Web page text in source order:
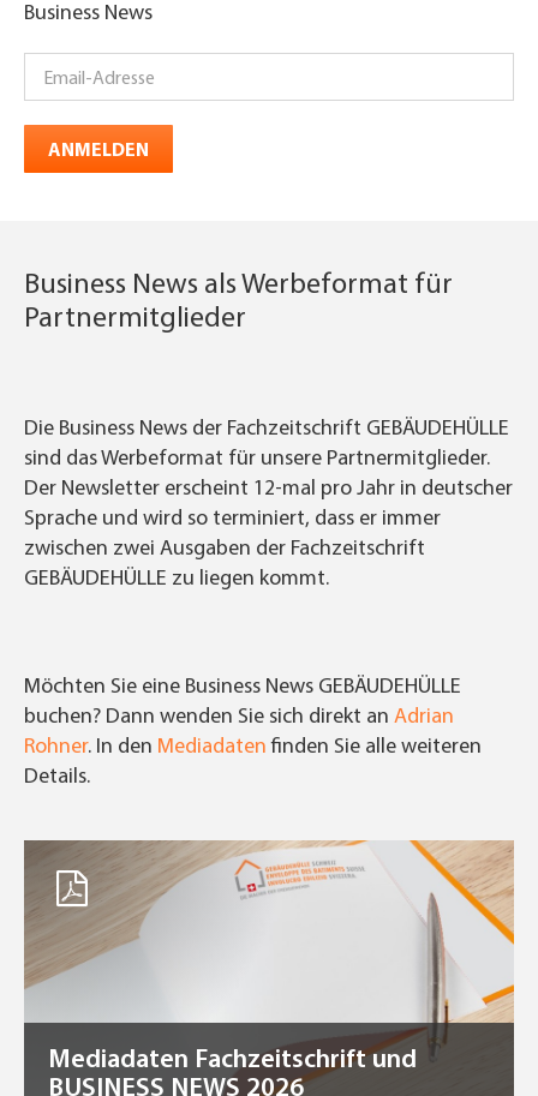
Business News
ANMELDEN
Business News als Werbeformat für
Partnermitglieder
Die Business News der Fachzeitschrift GEBÄUDEHÜLLE
sind das Werbeformat für unsere Partnermitglieder.
Der Newsletter erscheint 12-mal pro Jahr in deutscher
Sprache und wird so terminiert, dass er immer
zwischen zwei Ausgaben der Fachzeitschrift
GEBÄUDEHÜLLE zu liegen kommt.
Möchten Sie eine Business News GEBÄUDEHÜLLE
buchen? Dann wenden Sie sich direkt an Adrian
Rohner. In den Mediadatenfinden Sie alle weiteren
Details.
Mediadaten Fachzeitschrift und
BUSINESS NEWS 2026